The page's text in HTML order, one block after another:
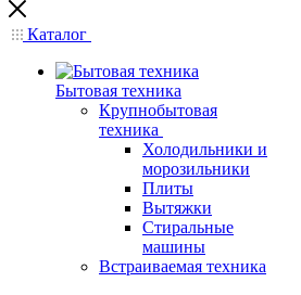
Каталог
Бытовая техника
Крупнобытовая
техника
Холодильники и
морозильники
Плиты
Вытяжки
Стиральные
машины
Встраиваемая техника